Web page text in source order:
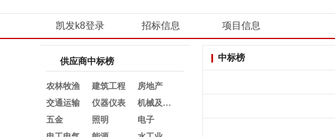
凯发k8登录 招标信息 项目信息
供应商中标榜
农林牧渔 建筑工程
房地产
交通运输
仪器仪表
机械及行业设备
五金
照明
电子
中标榜